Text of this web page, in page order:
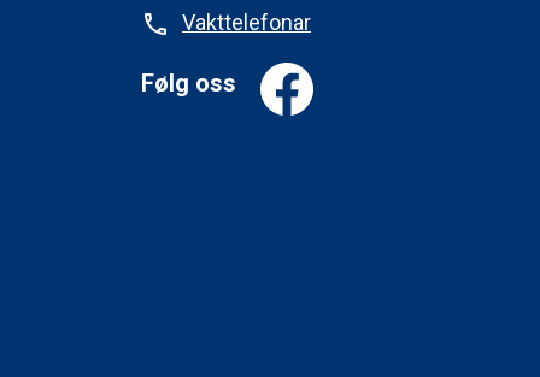
phone Vakttelefonar
Følg oss